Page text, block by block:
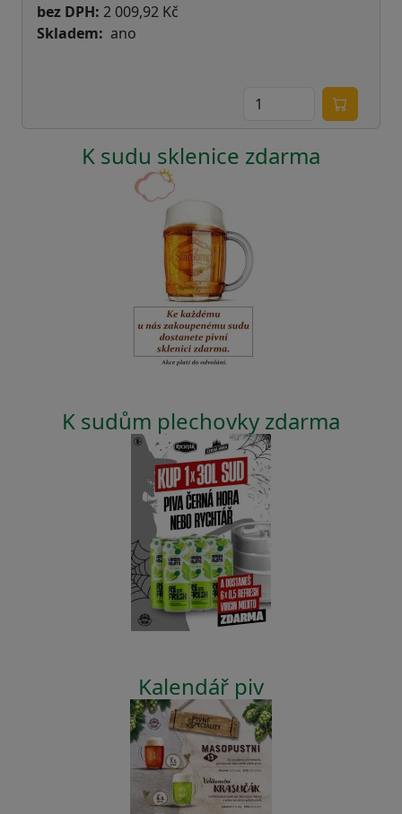
bez DPH: 2 009,92 Kč
Skladem
ano
K sudu sklenice zdarma
K sudům plechovky zdarma
Kalendář piv